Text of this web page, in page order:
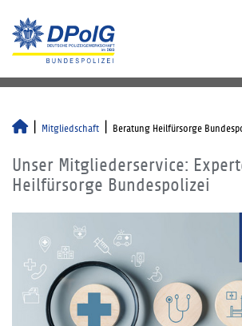
Mitgliedschaft Beratung Heilfürsorge
Unser Mitgliederservice:
Heilfürsorge Bundespolizei